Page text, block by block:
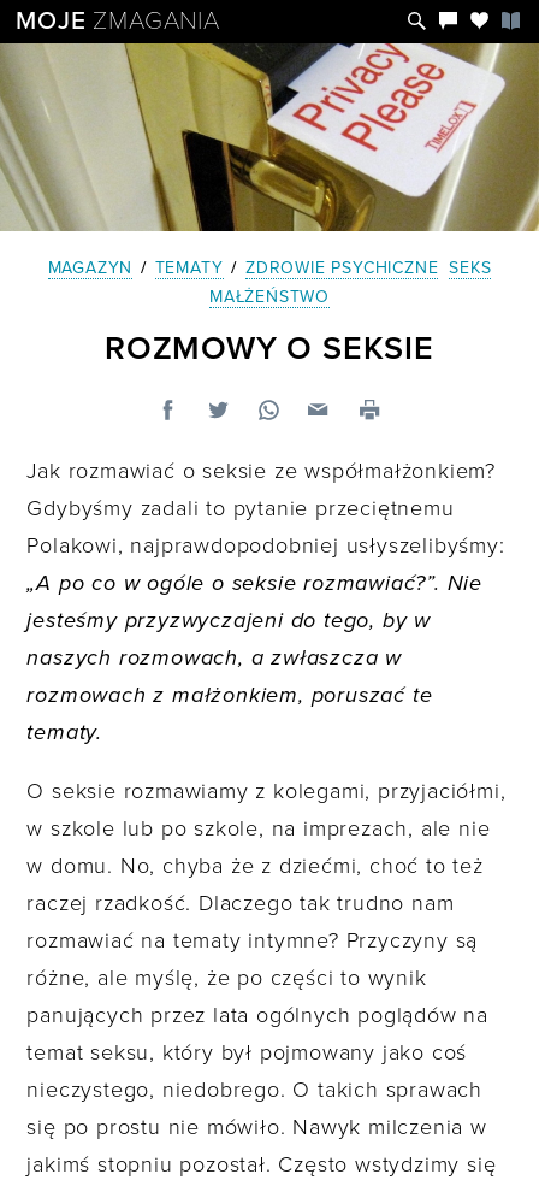
MOJE ZMAGANIA
MAGAZYN / TEMATY / ZDROWIE PSYCHICZNE SEKS
MAŁŻEŃSTWO
ROZMOWY O SEKSIE
Jak rozmawiać o seksie ze współmałżonkiem?
Gdybyśmy zadali to pytanie przeciętnemu
Polakowi, najprawdopodobniej usłyszelibyśmy:
„A po co w ogóle o seksie rozmawiać?”. Nie
jesteśmy przyzwyczajeni do tego, by w
naszych rozmowach, a zwłaszcza w
rozmowach z małżonkiem, poruszać te
tematy.
O seksie rozmawiamy z kolegami, przyjaciółmi,
w szkole lub po szkole, na imprezach, ale nie
w domu. No, chyba że z dziećmi, choć to też
raczej rzadkość. Dlaczego tak trudno nam
rozmawiać na tematy intymne? Przyczyny są
różne, ale myślę, że po części to wynik
panujących przez lata ogólnych poglądów na
temat seksu, który był pojmowany jako coś
nieczystego, niedobrego. O takich sprawach
się po prostu nie mówiło. Nawyk milczenia w
jakimś stopniu pozostał. Często wstydzimy się